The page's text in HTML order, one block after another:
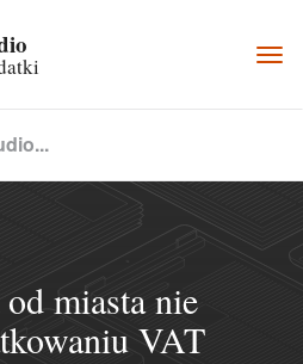
results.
miasta nie
VAT